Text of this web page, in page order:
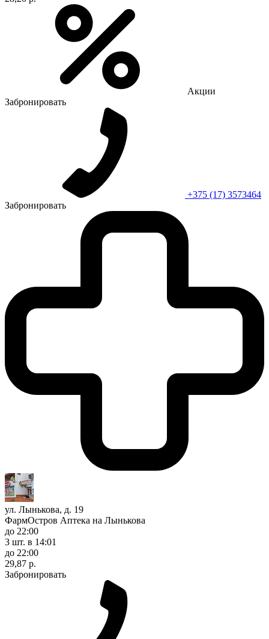
Акции
Забронировать
+375 (17) 3573464
Забронировать
ул. Лынькова, д. 19
ФармОстров Аптека на Лынькова
до 22:00
3 шт. в 14:01
до 22:00
29,87 р.
Забронировать